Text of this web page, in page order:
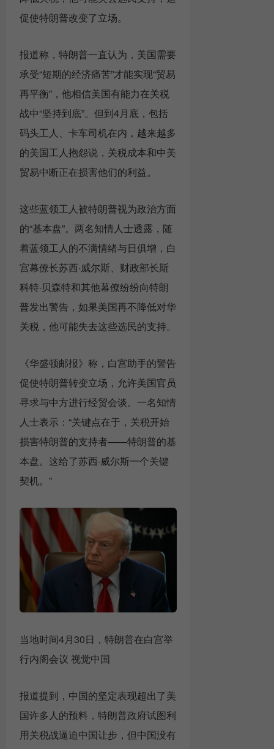
促使特朗普改变了立场。
报道称，特朗普一直认为，美国需要
承受“短期的经济痛苦”才能实现“贸易
再平衡”，他相信美国有能力在关税
战中“坚持到底”。但到4月底，包括
码头工人、卡车司机在内，越来越多
的美国工人抱怨说，关税成本和中美
贸易中断正在损害他们的利益。
这些蓝领工人被特朗普视为政治方面
的“基本盘”。两名知情人士透露，随
着蓝领工人的不满情绪与日俱增，白
宫幕僚长苏西·威尔斯、财政部长斯
科特·贝森特和其他幕僚纷纷向特朗
普发出警告，如果美国再不降低对华
关税，他可能失去这些选民的支持。
《华盛顿邮报》称，白宫助手的警告
促使特朗普转变立场，允许美国官员
寻求与中方进行经贸会谈。一名知情
人士表示：“关键点在于，关税开始
损害特朗普的支持者——特朗普的基
本盘。这给了苏西·威尔斯一个关键
契机。”
当地时间4月30日，特朗普在白宫举
行内阁会议 视觉中国
报道提到，中国的坚定表现超出了美
国许多人的预料，特朗普政府试图利
用关税战逼迫中国让步，但中国没有